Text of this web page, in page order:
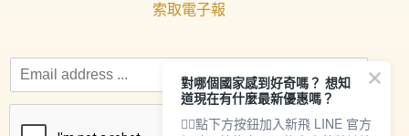
索取電子報
對哪個國家感到好奇嗎？ 想知
道現在有什麼最新優惠嗎？
👇🏻點下方按鈕加入新飛 LINE 官方